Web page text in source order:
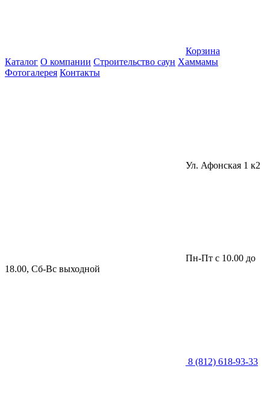
Корзина
Каталог О компании Строительство саун Хаммамы
Фотогалерея Контакты
Ул. Афонская 1 к2
Пн-Пт с 10.00 до
18.00, Сб-Вс выходной
8 (812) 618-93-33